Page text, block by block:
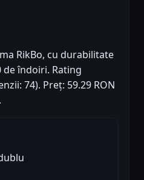
RikBo, cu durabilitate
de îndoiri. Rating
74). Preț: 59.29 RON